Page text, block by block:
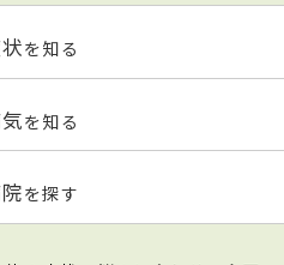
を知る
を知る
を探す